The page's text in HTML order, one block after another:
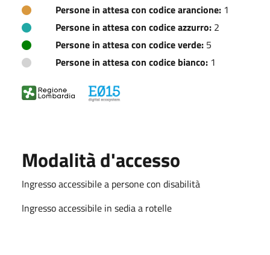
Persone in attesa con codice arancione: 1
Persone in attesa con codice azzurro: 2
Persone in attesa con codice verde: 5
Persone in attesa con codice bianco: 1
Modalità d'accesso
Ingresso accessibile a persone con disabilità
Ingresso accessibile in sedia a rotelle